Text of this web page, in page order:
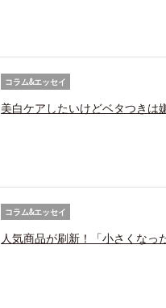
コラム&エッセイ
美白ケアしたいけどベタつきは
コラム&エッセイ
人気商品が刷新！「小さくなっ